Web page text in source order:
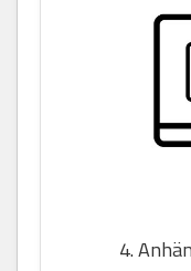
4.